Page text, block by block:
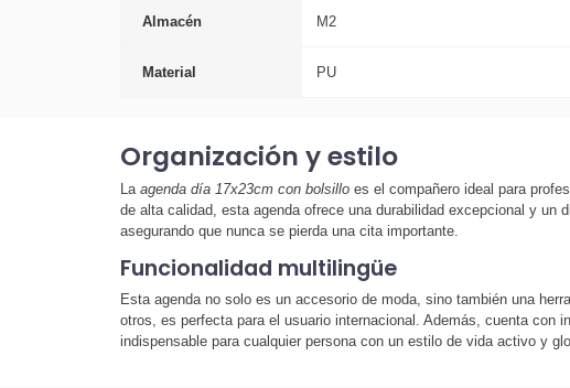
Almacén M2
Material PU
Organización y estilo
La agenda día 17x23cm con bolsilloes el compañero ideal para
de alta calidad, esta agenda ofrece una durabilidad excepcional y
asegurando que nunca se pierda una cita importante.
Funcionalidad multilingüe
Esta agenda no solo es un accesorio de moda, sino también una
otros, es perfecta para el usuario internacional. Además, cuenta con
indispensable para cualquier persona con un estilo de vida activo y